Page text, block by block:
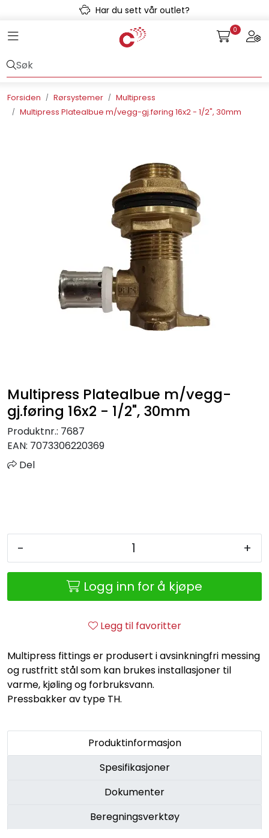
Skip to main contentHar du sett vår outlet?
Toggle navigation 0
Forsiden Rørsystemer
Multipress
Multipress Platealbue m/vegg-gj.føring 16x2 - 1/2", 30mm
Multipress Platealbue m/vegg-
gj.føring 16x2 - 1/2", 30mm
Produktnr.: 7687
EAN: 7073306220369
Del
- +
Logg inn for å kjøpe
Legg til favoritter
Multipress fittings er produsert i avsinkningfri messing
og rustfritt stål som kan brukes installasjoner til
varme, kjøling og forbruksvann.
Pressbakker av type TH.
Produktinformasjon
Spesifikasjoner
Dokumenter
Beregningsverktøy
Kulvert
Tappevann
Varmeanlegg
Outlet
Retur/reklamasjon